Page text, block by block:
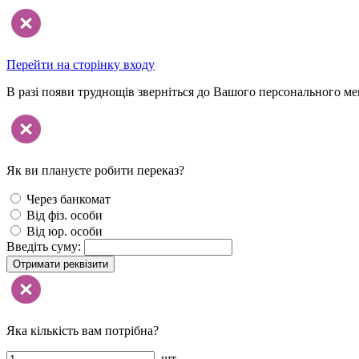
Перейти на сторінку входу
В разі появи труднощів зверніться до Вашого персонального
Як ви плануєте робити переказ?
Через банкомат
Від фіз. особи
Від юр. особи
Введіть суму:
Отримати реквізити
Яка кількість вам потрібна?